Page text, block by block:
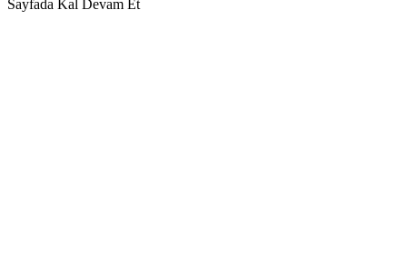
Sayfada Kal Devam Et